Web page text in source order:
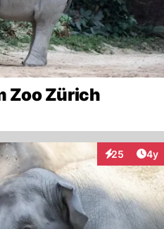
Zoo Zürich
25
Interaktionen
4y